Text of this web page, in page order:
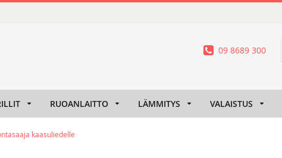
09 8689 300
RUOANLAITTO LÄMMITYS VALAISTUS
kaasuliedelle